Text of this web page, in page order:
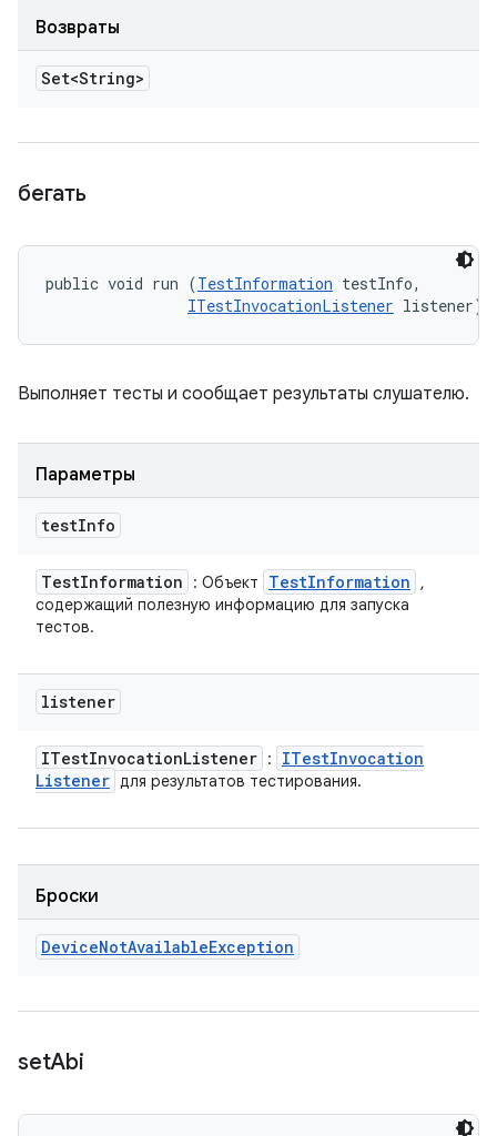
Возвраты
Set<String>
бегать
public void run (TestInformation testInfo,
ITestInvocationListener listener)
Выполняет тесты и сообщает результаты слушателю.
Параметры
testInfo
TestInformation : Объект TestInformation
,
содержащий полезную информацию для запуска
тестов.
listener
ITestInvocationListener : ITestInvocation
Listener для результатов тестирования.
Броски
DeviceNotAvailableException
setAbi